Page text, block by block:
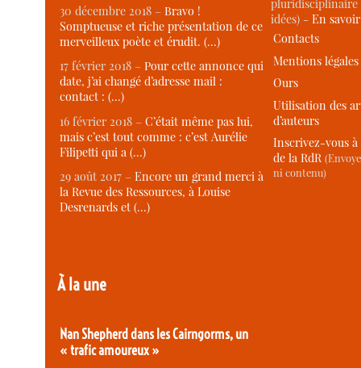
30 décembre 2018 –Bravo !
Somptueuse et riche présentation de ce
merveilleux poète et érudit. (…)
17 février 2018 –Pour cette annonce qui
date, j’ai changé d’adresse mail :
contact : (…)
16 février 2018 –C’était même pas lui,
mais c’est tout comme : c’est Aurélie
Filipetti qui a (…)
29 août 2017 –Encore un grand merci à
la Revue des Ressources, à Louise
Desrenards et (…)
À la une
Nan Shepherd dans les Cairngorms, un
« trafic amoureux »
idées) -En
Contacts
Mentions légales
Ours
Utilisation des
d’auteurs
Inscrivez-vous
de la RdR
ni contenu)